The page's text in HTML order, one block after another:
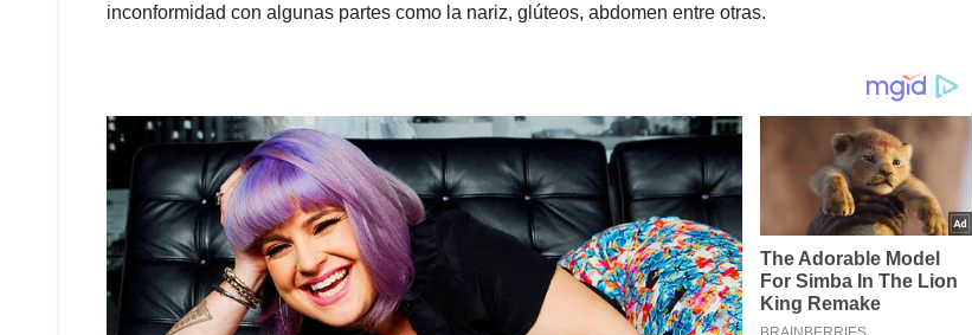
inconformidad con algunas partes como la nariz, glúteos, abdomen entre otras.